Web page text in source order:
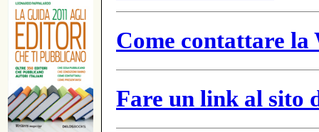
Come contattare
Fare un link al sito